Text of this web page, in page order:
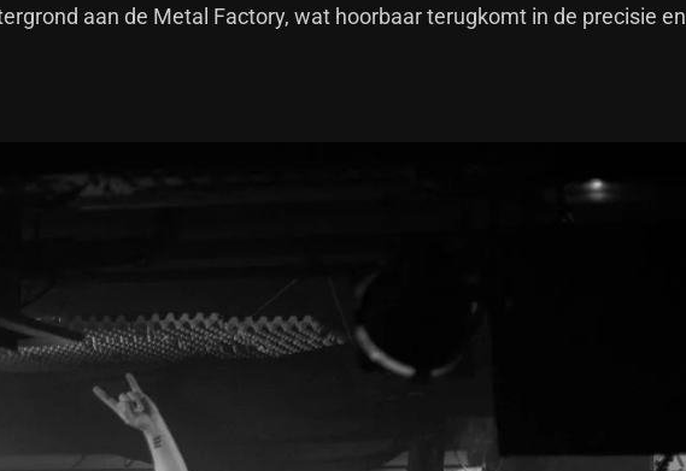
aan de Metal Factory, wat hoorbaar terugkomt in de precisie en